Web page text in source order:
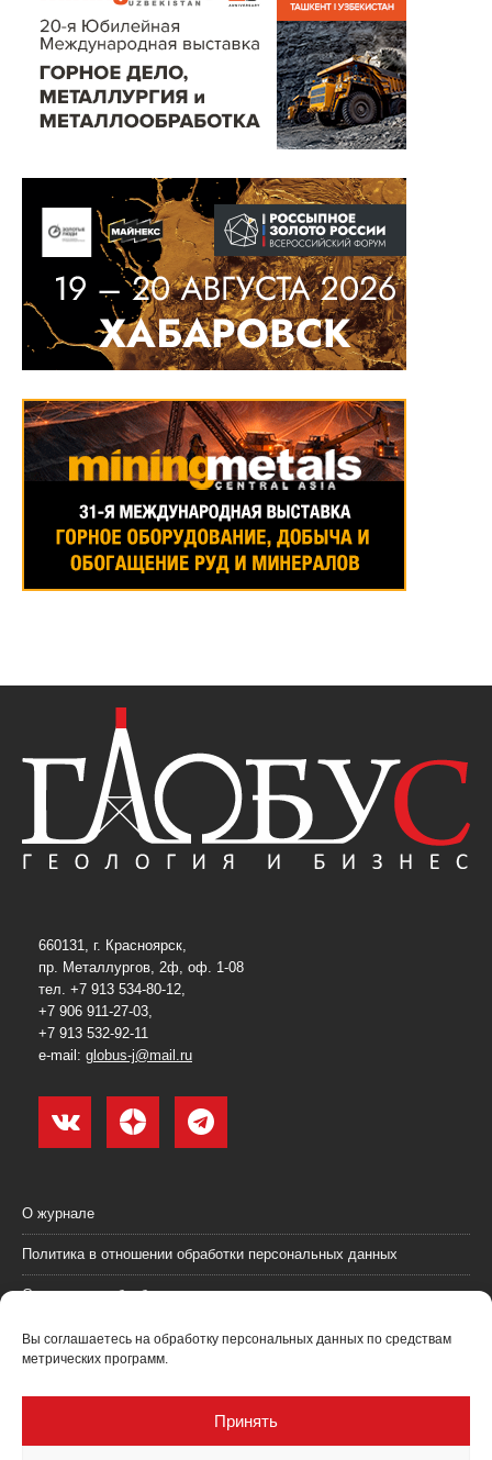
Вы соглашаетесь на обработку персональных данных по средствам
метрических программ.
Принять
660131, г. Красноярск,
пр. Металлургов, 2ф, оф. 1-08
тел. +7 913 534-80-12,
+7 906 911-27-03,
+7 913 532-92-11
e-mail: globus-j@mail.ru
О журнале
Политика в отношении обработки персональных данных
Согласие на обработку персональных данных
Пользовательское соглашение (оферта)